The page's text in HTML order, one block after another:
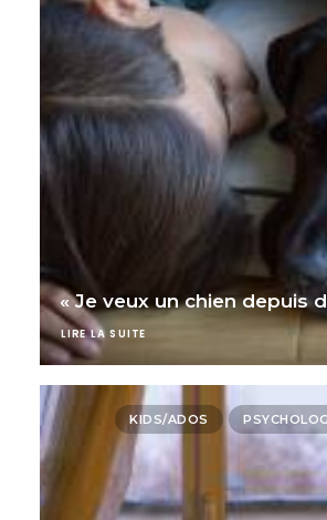
« Je veux un chien depuis
LIRE LA SUITE
KIDS/ADOS